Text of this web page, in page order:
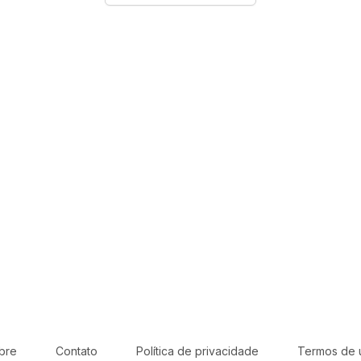
Contato Política de privacidade Termos de